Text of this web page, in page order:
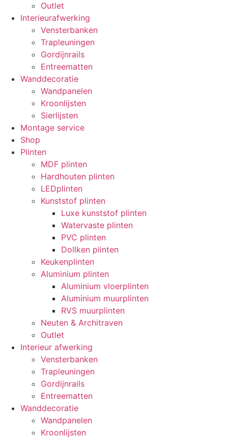
Outlet
Interieurafwerking
Vensterbanken
Trapleuningen
Gordijnrails
Entreematten
Wanddecoratie
Wandpanelen
Kroonlijsten
Sierlijsten
Montage service
Shop
Plinten
MDF plinten
Hardhouten plinten
LEDplinten
Kunststof plinten
Luxe kunststof plinten
Watervaste plinten
PVC plinten
Dollken plinten
Keukenplinten
Aluminium plinten
Aluminium vloerplinten
Aluminium muurplinten
RVS muurplinten
Neuten & Architraven
Outlet
Interieur afwerking
Vensterbanken
Trapleuningen
Gordijnrails
Entreematten
Wanddecoratie
Wandpanelen
Kroonlijsten